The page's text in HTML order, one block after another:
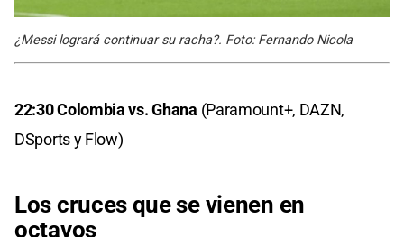
¿Messi logrará continuar su racha?. Foto: Fernando Nicola
22:30 Colombia vs. Ghana (Paramount+, DAZN,
DSports y Flow)
Los cruces que se vienen en
octavos